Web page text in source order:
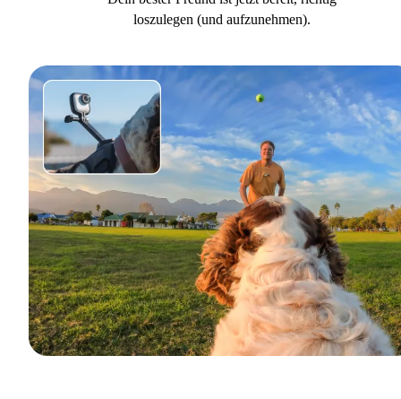
loszulegen (und aufzunehmen).